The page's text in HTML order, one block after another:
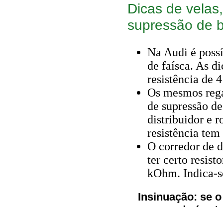
Dicas de
supressão de
Na Audi é
de faísca. As
resistência de
Os mesmos
de supressão
distribuidor e
resistência
O corredor de
ter certo
kOhm. Indica-
Insinuação: se